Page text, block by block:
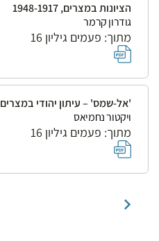
הציונות במצרים, 1948-1917
גודרון קרמר
מתוך: פעמים גיליון 16
'אל-שמס' – עיתון יהודי במצרים 1948-1934
ויקטור נחמיאס
מתוך: פעמים גיליון 16